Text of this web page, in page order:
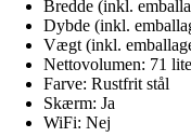
Bredde (inkl.
Dybde (inkl.
Vægt (inkl.
Nettovolumen: 71
Farve: Rustfrit stål
Skærm: Ja
WiFi: Nej